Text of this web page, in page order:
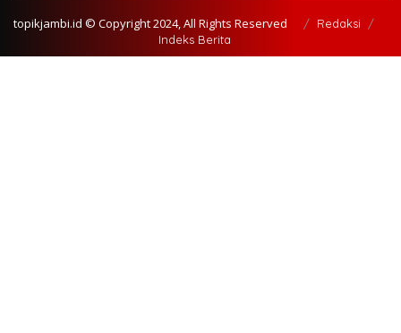
topikjambi.id © Copyright 2024, All Rights Reserved
Redaksi
Indeks Berita